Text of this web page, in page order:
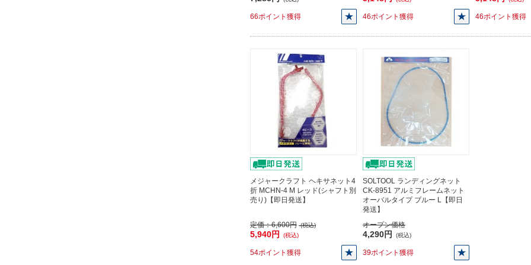
66ポイント獲得 46ポイント獲得 46ポイント獲得
メジャークラフト ヘキサネット4
折 MCHN-4 M レッド(シャフト別
売り)【即日発送】
定価：6,600円 (税込)
5,940円 (税込)
54ポイント獲得
SOLTOOL ランディングネット
CK-8951 アルミフレームネット
オーバルタイプ ブルー L【即日
発送】
オープン価格
4,290円 (税込)
39ポイント獲得